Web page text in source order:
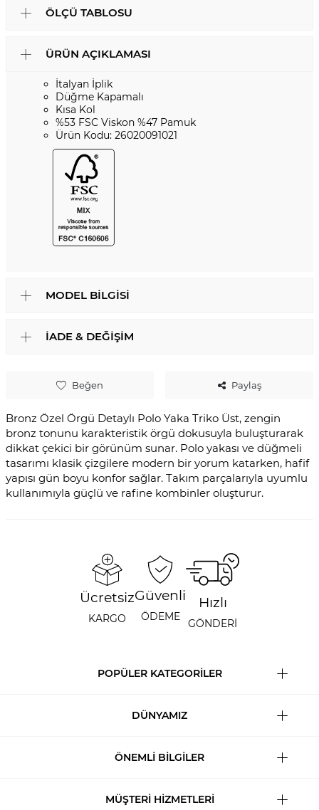
Beğen Paylaş
Bronz Özel Örgü Detaylı Polo Yaka Triko Üst, zengin
bronz tonunu karakteristik örgü dokusuyla buluşturarak
dikkat çekici bir görünüm sunar. Polo yakası ve düğmeli
tasarımı klasik çizgilere modern bir yorum katarken, hafif
yapısı gün boyu konfor sağlar. Takım parçalarıyla uyumlu
kullanımıyla güçlü ve rafine kombinler oluşturur.
ÖLÇÜ TABLOSU
ÜRÜN AÇIKLAMASI
İtalyan İplik
Düğme Kapamalı
Kısa Kol
%53 FSC Viskon %47 Pamuk
Ürün Kodu: 26020091021
MODEL BILGISI
İADE & DEĞIŞIM
Ücretsiz
KARGO
Güvenli
ÖDEME
Hızlı
GÖNDERİ
POPÜLER KATEGORİLER
DÜNYAMIZ
ÖNEMLİ BİLGİLER
MÜŞTERİ HİZMETLERİ